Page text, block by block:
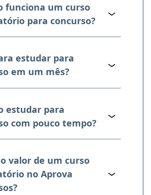
funciona um curso
para concurso?
estudar para
em um mês?
estudar para
com pouco tempo?
valor de um curso
no Aprova